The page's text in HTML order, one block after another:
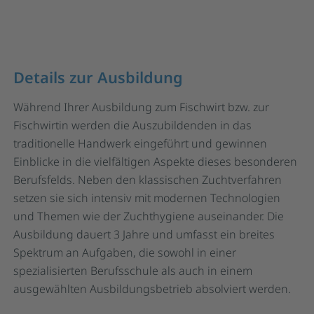
Details zur Ausbildung
Während Ihrer Ausbildung zum Fischwirt bzw. zur
Fischwirtin werden die Auszubildenden in das
traditionelle Handwerk eingeführt und gewinnen
Einblicke in die vielfältigen Aspekte dieses besonderen
Berufsfelds. Neben den klassischen Zuchtverfahren
setzen sie sich intensiv mit modernen Technologien
und Themen wie der Zuchthygiene auseinander. Die
Ausbildung dauert 3 Jahre und umfasst ein breites
Spektrum an Aufgaben, die sowohl in einer
spezialisierten Berufsschule als auch in einem
ausgewählten Ausbildungsbetrieb absolviert werden.